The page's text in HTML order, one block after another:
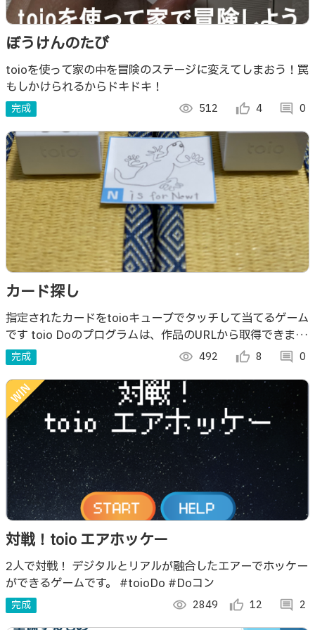
ぼうけんのたび
toioを使って家の中を冒険のステージに変えてしまおう！罠
もしかけられるからドキドキ！
完成 visibility 512 thumb_up_alt 4 comment 0
カード探し
指定されたカードをtoioキューブでタッチして当てるゲーム
です toio Doのプログラムは、作品のURLから取得できます
↑↑↑↑↑↑↑
完成 visibility 492 thumb_up_alt 8 comment 0
対戦！toio エアホッケー
2人で対戦！ デジタルとリアルが融合したエアーでホッケー
ができるゲームです。 #toioDo #Doコン
完成 visibility 2849 thumb_up_alt 12 comment 2